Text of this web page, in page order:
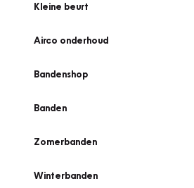
Kleine beurt
Airco onderhoud
Bandenshop
Banden
Zomerbanden
Winterbanden